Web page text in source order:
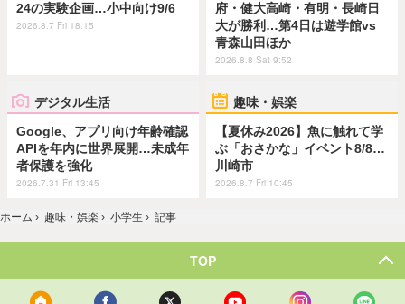
24の実験企画…小中向け9/6
2026.8.7 Fri 18:15
府・健大高崎・有明・長崎日
大が勝利…第4日は遊学館vs
青森山田ほか
2026.8.8 Sat 9:52
デジタル生活
Google、アプリ向け年齢確認
APIを年内に世界展開…未成年
者保護を強化
2026.7.31 Fri 13:45
趣味・娯楽
【夏休み2026】魚に触れて学
ぶ「おさかな」イベント8/8…
川崎市
2026.8.7 Fri 10:45
ホーム › 趣味・娯楽 › 小学生 › 記事
TOP